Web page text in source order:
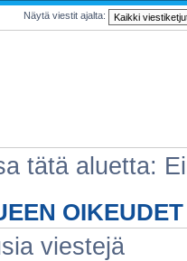
Näytä viestit ajalta:
tätä aluetta:
OIKEUDET
viestejä